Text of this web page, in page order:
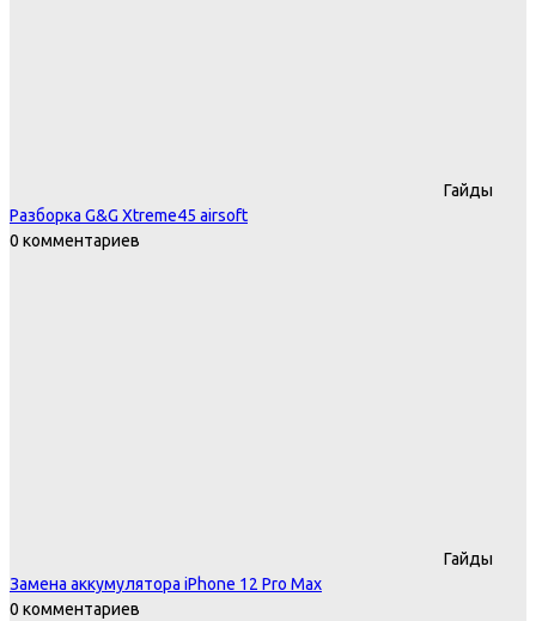
Гайды
Разборка G&G Xtreme45 airsoft
0 комментариев
Гайды
Замена аккумулятора iPhone 12 Pro Max
0 комментариев